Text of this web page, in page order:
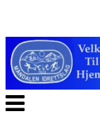
Veksle
navigasjon